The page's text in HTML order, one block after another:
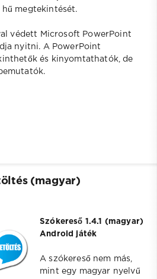
megtekintését.
védett Microsoft PowerPoint
nyitni. A PowerPoint
és kinyomtathatók, de
(magyar)
Szókereső 1.4.1 (magyar)
Android játék
A szókereső nem más,
mint egy magyar nyelvű